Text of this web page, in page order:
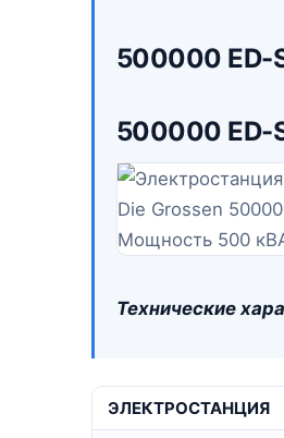
500000 ED-
500000 ED-
Технические
ЭЛЕКТРОСТАНЦИЯ